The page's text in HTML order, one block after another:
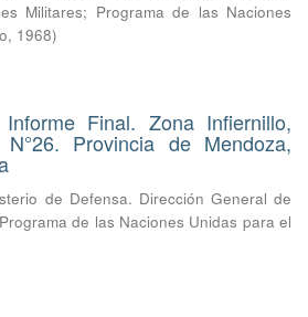
Militares; Programa de las Naciones
, 1968)
Final. Zona Infiernillo,
Provincia de Mendoza,
de Defensa. Dirección General de
de las Naciones Unidas para el